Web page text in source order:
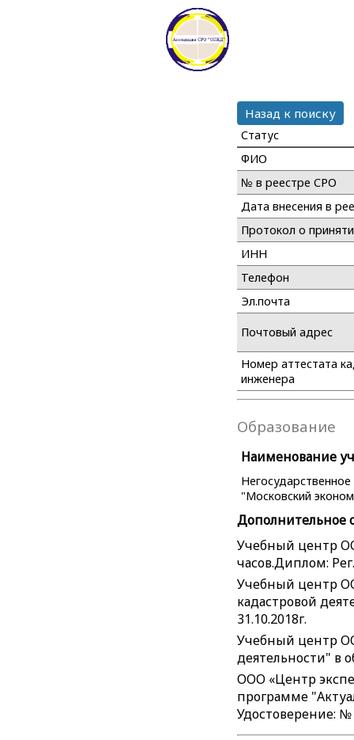
Назад к поиску
Статус
ФИО
№ в реестре СРО
Дата внесения в
Протокол о
ИНН
Телефон
Эл.почта
Почтовый адрес
Номер аттестата
инженера
Образование
Наименование
"Московский
Дополнительное
Учебный центр
часов.Диплом:
Учебный центр
кадастровой
31.10.2018г.
Учебный центр
деятельности" в
ООО «Центр
программе
Удостоверение: №